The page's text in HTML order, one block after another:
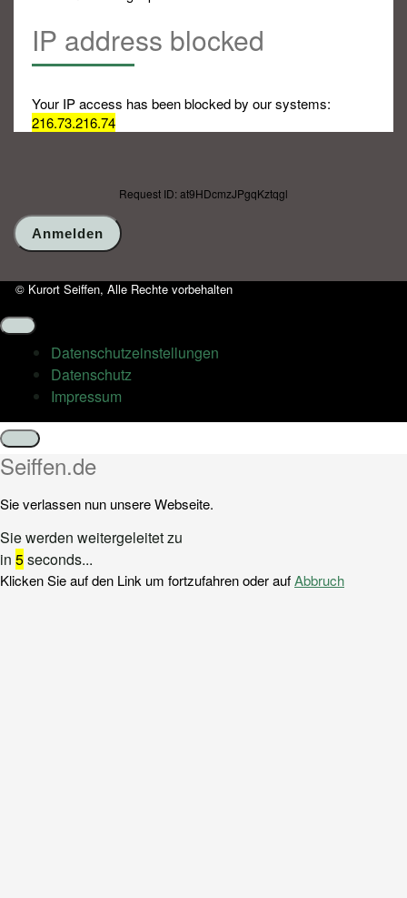
IP address blocked
Your IP access has been blocked by our systems:
216.73.216.74
Request ID: at9HDcmzJPgqKztqgl
© Kurort Seiffen, Alle Rechte vorbehalten
Datenschutz­einstellungen
Datenschutz
Impressum
Schließen
Seiffen.de
Sie verlassen nun unsere Webseite.
Sie werden weitergeleitet zu
in 5seconds...
Klicken Sie auf den Link um fortzufahren oder aufAbbruch